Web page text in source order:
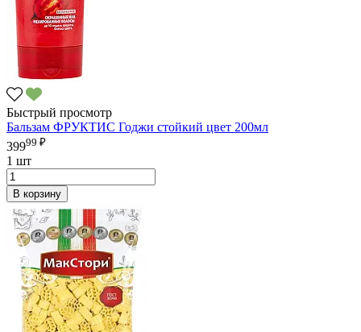
Быстрый просмотр
Бальзам ФРУКТИС Годжи стойкий цвет 200мл
39999 ₽
1 шт
В корзину